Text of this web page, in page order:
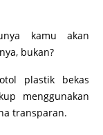
kamu akan
bukan?
plastik bekas
menggunakan
transparan.